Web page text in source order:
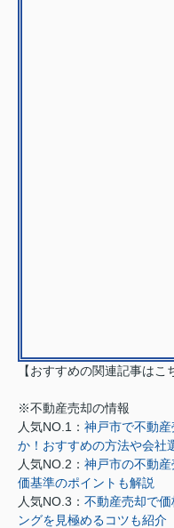
【おすすめの関連記事はこ
※不動産売却の情報
人気NO.1： 神戸市で不動
か！おすすめの方法や会社
人気NO.2： 神戸市の不動
価基準のポイントも解説
人気NO.3： 不動産売却で
ングを見極めるコツも紹介